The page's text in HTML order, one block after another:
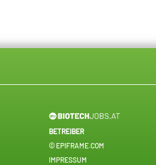
BETREIBER
© EPIFRAME.COM
IMPRESSUM